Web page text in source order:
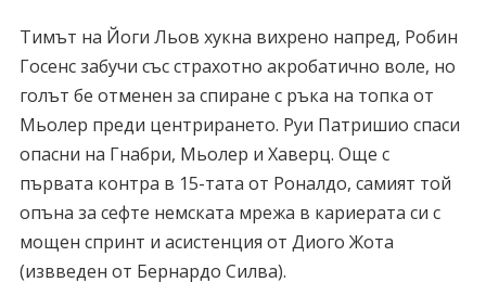
Тимът на Йоги Льов хукна вихрено напред, Робин
Госенс забучи със страхотно акробатично воле, но
голът бе отменен за спиране с ръка на топка от
Мьолер преди центрирането. Руи Патришио спаси
опасни на Гнабри, Мьолер и Хаверц. Още с
първата контра в 15-тата от Роналдо, самият той
опъна за сефте немската мрежа в кариерата си с
мощен спринт и асистенция от Диого Жота
(извведен от Бернардо Силва).